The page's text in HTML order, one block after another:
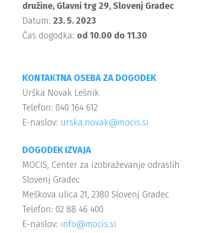
družine, Glavni trg 29, Slovenj Gradec
Datum: 23. 5. 2023
Čas dogodka: od 10.00 do 11.30
KONTAKTNA OSEBA ZA DOGODEK
Urška Novak Lešnik
Telefon: 040 164 612
E-naslov: urska.novak@mocis.si
DOGODEK IZVAJA
MOCIS, Center za izobraževanje odraslih
Slovenj Gradec
Meškova ulica 21, 2380 Slovenj Gradec
Telefon: 02 88 46 400
E-naslov: info@mocis.si